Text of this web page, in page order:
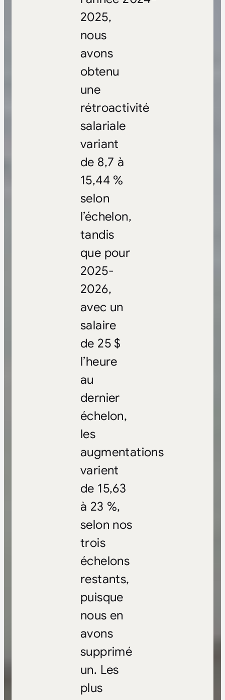
2025,
nous
avons
obtenu
une
rétroactivité
salariale
variant
de 8,7 à
15,44 %
selon
l’échelon,
tandis
que pour
2025-
2026,
avec un
salaire
de 25 $
l’heure
au
dernier
échelon,
les
augmentations
varient
de 15,63
à 23 %,
selon nos
trois
échelons
restants,
puisque
nous en
avons
supprimé
un. Les
plus